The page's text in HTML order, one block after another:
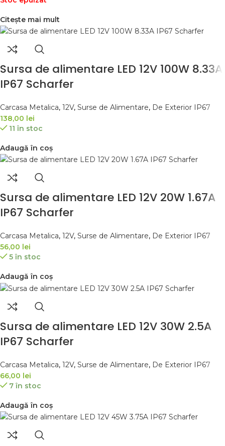
Citește mai mult
Sursa de alimentare LED 12V 100W 8.33A
IP67 Scharfer
Carcasa Metalica, 12V, Surse de Alimentare, De Exterior IP67
138,00 lei
11 în stoc
Adaugă în coș
Sursa de alimentare LED 12V 20W 1.67A
IP67 Scharfer
Carcasa Metalica, 12V, Surse de Alimentare, De Exterior IP67
56,00 lei
5 în stoc
Adaugă în coș
Sursa de alimentare LED 12V 30W 2.5A
IP67 Scharfer
Carcasa Metalica, 12V, Surse de Alimentare, De Exterior IP67
66,00 lei
7 în stoc
Adaugă în coș